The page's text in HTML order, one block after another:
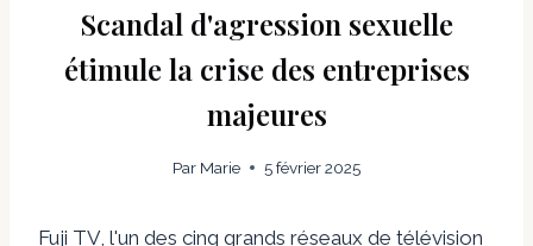
Scandal d'agression sexuelle
étimule la crise des entreprises
majeures
Par Marie 5 février 2025
Fuji TV, l'un des cinq grands réseaux de télévision